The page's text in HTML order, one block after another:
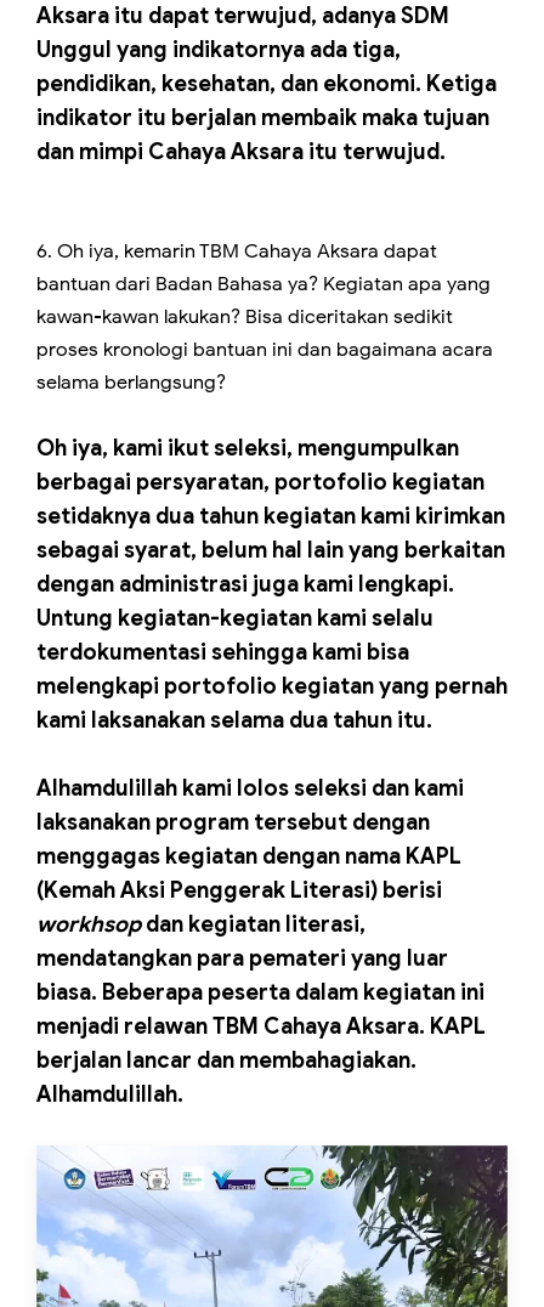
Aksara itu dapat terwujud, adanya SDM
Unggul yang indikatornya ada tiga,
pendidikan, kesehatan, dan ekonomi. Ketiga
indikator itu berjalan membaik maka tujuan
dan mimpi Cahaya Aksara itu terwujud.
6. Oh iya, kemarin TBM Cahaya Aksara dapat
bantuan dari Badan Bahasa ya? Kegiatan apa yang
kawan-kawan lakukan? Bisa diceritakan sedikit
proses kronologi bantuan ini dan bagaimana acara
selama berlangsung?
Oh iya, kami ikut seleksi, mengumpulkan
berbagai persyaratan, portofolio kegiatan
setidaknya dua tahun kegiatan kami kirimkan
sebagai syarat, belum hal lain yang berkaitan
dengan administrasi juga kami lengkapi.
Untung kegiatan-kegiatan kami selalu
terdokumentasi sehingga kami bisa
melengkapi portofolio kegiatan yang pernah
kami laksanakan selama dua tahun itu.
Alhamdulillah kami lolos seleksi dan kami
laksanakan program tersebut dengan
menggagas kegiatan dengan nama KAPL
(Kemah Aksi Penggerak Literasi) berisi
workhsopdan kegiatan literasi,
mendatangkan para pemateri yang luar
biasa. Beberapa peserta dalam kegiatan ini
menjadi relawan TBM Cahaya Aksara. KAPL
berjalan lancar dan membahagiakan.
Alhamdulillah.